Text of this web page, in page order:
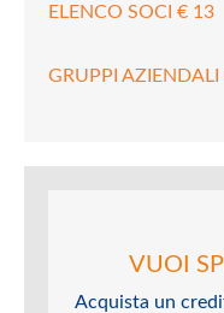
ELENCO SOCI € 13
GRUPPI AZIENDALI
VUOI
Acquista un